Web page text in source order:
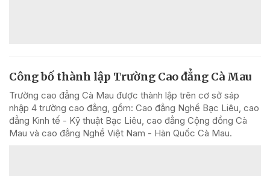
Công bố thành lập Trường Cao đẳng Cà Mau
Trường cao đẳng Cà Mau được thành lập trên cơ sở sáp
nhập 4 trường cao đẳng, gồm: Cao đẳng Nghề Bạc Liêu, cao
đẳng Kinh tế - Kỹ thuật Bạc Liêu, cao đẳng Cộng đồng Cà
Mau và cao đẳng Nghề Việt Nam - Hàn Quốc Cà Mau.